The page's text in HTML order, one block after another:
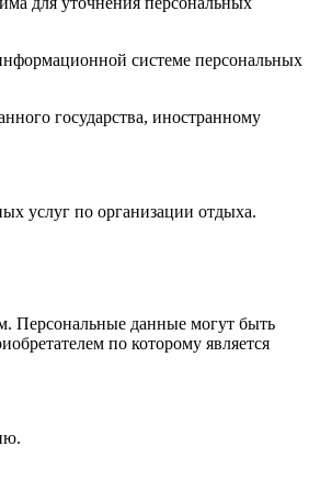
системе персональных
государства, иностранному
услуг по организации отдыха.
Персональные данные могут быть
по которому является